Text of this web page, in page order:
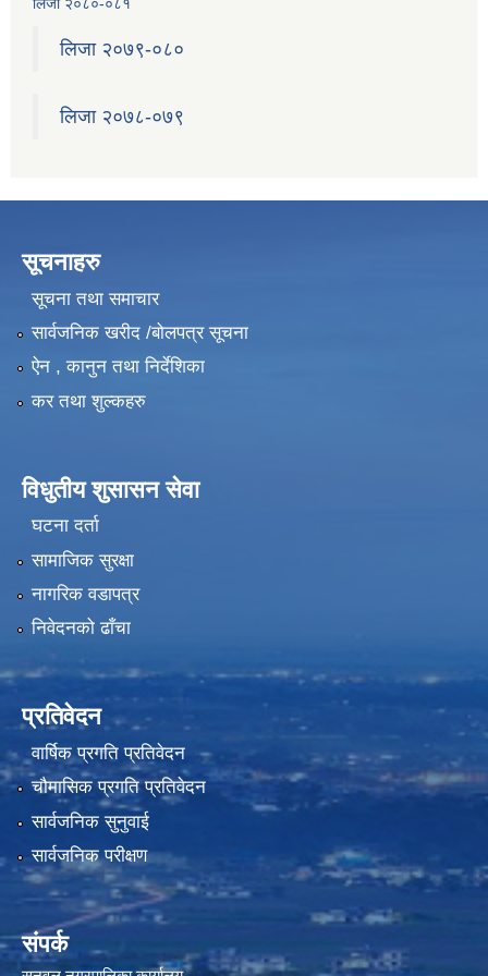
लिजा २०८०-०८१
लिजा २०७९-०८०
लिजा २०७८-०७९
सूचनाहरु
सूचना तथा समाचार
सार्वजनिक खरीद /बोलपत्र सूचना
ऐन , कानुन तथा निर्देशिका
कर तथा शुल्कहरु
विधुतीय शुसासन सेवा
घटना दर्ता
सामाजिक सुरक्षा
नागरिक वडापत्र
निवेदनको ढाँचा
प्रतिवेदन
वार्षिक प्रगति प्रतिवेदन
चौमासिक प्रगति प्रतिवेदन
सार्वजनिक सुनुवाई
सार्वजनिक परीक्षण
संपर्क